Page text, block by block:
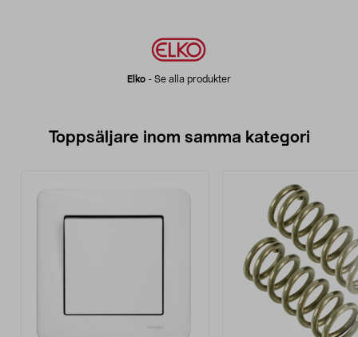
Elko - Se alla produkter
Toppsäljare inom samma kategori